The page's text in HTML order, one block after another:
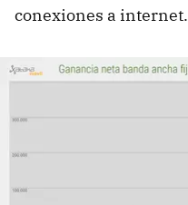
conexiones a internet.